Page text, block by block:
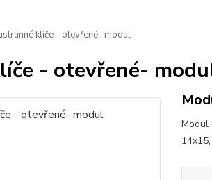
klíče - otevřené- modul
- otevřené-
Modul